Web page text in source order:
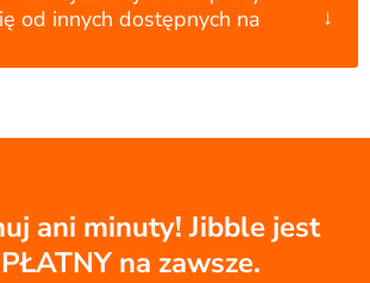
od innych dostępnych na
↓
ani minuty! Jibble jest
na zawsze.